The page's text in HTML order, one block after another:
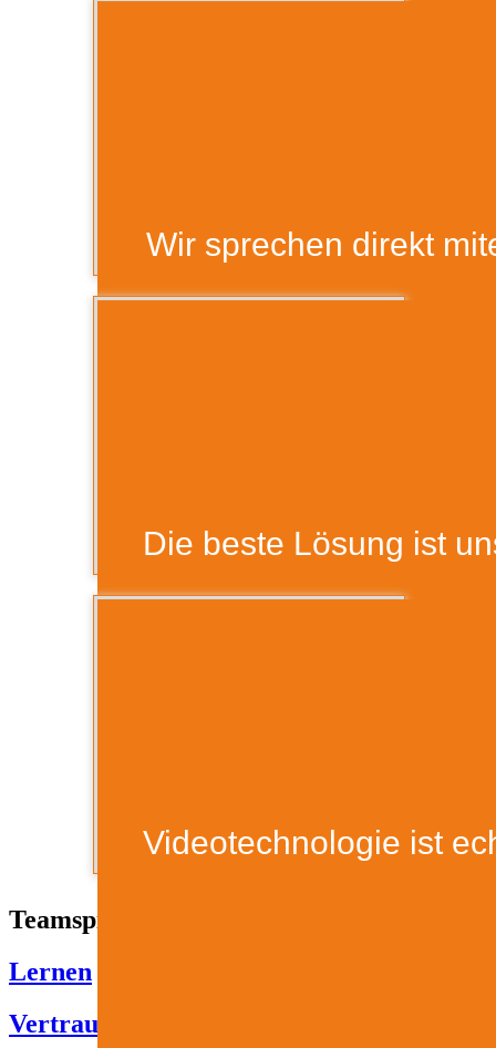
Teamspirit 9
Teamspirit 9
Wir sprechen direkt
Teamspirit 9
Die beste Lösung ist
Videotechnologie ist
Teamspirit
Lernen
Vertrauen